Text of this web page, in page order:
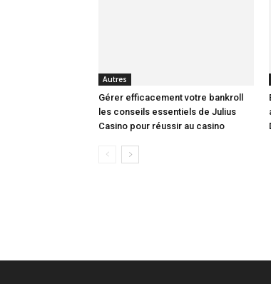
Autres
Gérer efficacement votre bankroll
les conseils essentiels de Julius
Casino pour réussir au casino